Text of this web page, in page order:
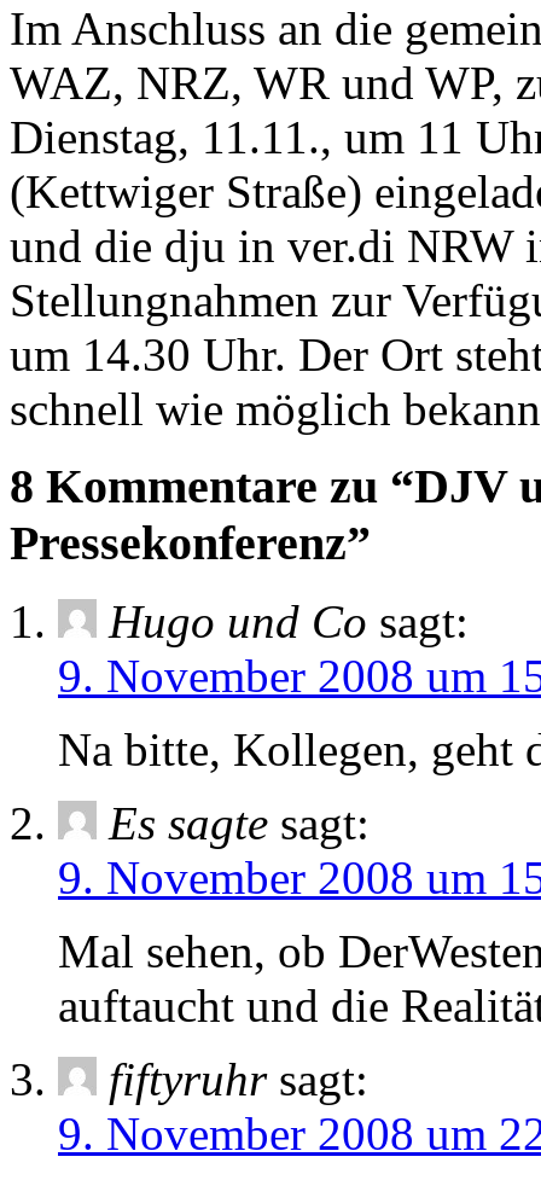
Im Anschluss an die
WAZ, NRZ, WR und WP,
Dienstag, 11.11., um 11
(Kettwiger Straße)
und die dju in ver.di NRW
Stellungnahmen zur
um 14.30 Uhr. Der Ort
schnell wie möglich
8 Kommentare zu “DJV
Pressekonferenz”
Hugo und Co sagt:
9. November 2008 um
Na bitte, Kollegen, geht
Es sagte sagt:
9. November 2008 um
Mal sehen, ob
auftaucht und die
fiftyruhr sagt:
9. November 2008 um